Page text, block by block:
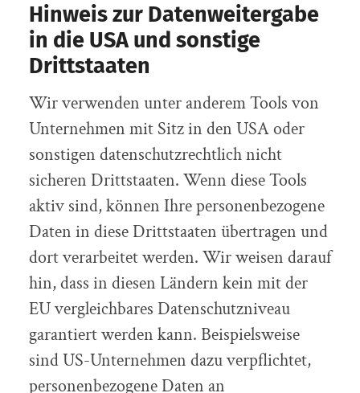
Hinweis zur Datenweitergabe
in die USA und sonstige
Drittstaaten
Wir verwenden unter anderem Tools von
Unternehmen mit Sitz in den USA oder
sonstigen datenschutzrechtlich nicht
sicheren Drittstaaten. Wenn diese Tools
aktiv sind, können Ihre personenbezogene
Daten in diese Drittstaaten übertragen und
dort verarbeitet werden. Wir weisen darauf
hin, dass in diesen Ländern kein mit der
EU vergleichbares Datenschutzniveau
garantiert werden kann. Beispielsweise
sind US-Unternehmen dazu verpflichtet,
personenbezogene Daten an